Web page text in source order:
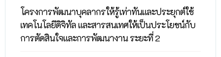
โครงการพัฒนาบุคลากรให้รู้เท่าทันและประยุกต์ใช้
เทคโนโลยีดิจิทัล และสารสนเทศให้เป็นประโยชน์กับ
การตัดสินใจและการพัฒนางาน ระยะที่ 2